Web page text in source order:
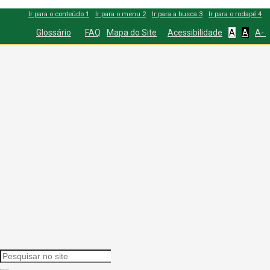
Ir para o conteúdo 1 Ir para o menu 2 Ir para a busca 3 Ir para o rodapé 4
Glossário FAQ Mapa do Site Acessibilidade A A A-